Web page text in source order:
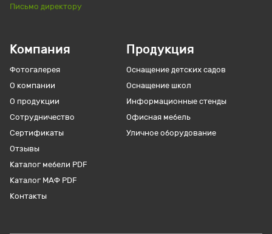
Компания
Фотогалерея
О компании
О продукции
Сотрудничество
Сертификаты
Отзывы
Каталог мебели PDF
Каталог МАФ PDF
Контакты
Продукция
Оснащение детских садов
Оснащение школ
Информационные стенды
Офисная мебель
Уличное оборудование
Письмо директору